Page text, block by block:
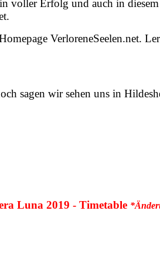
voller Erfolg und auch in
VerloreneSeelen.net.
sagen wir sehen uns in
Luna 2019 - Timetable *